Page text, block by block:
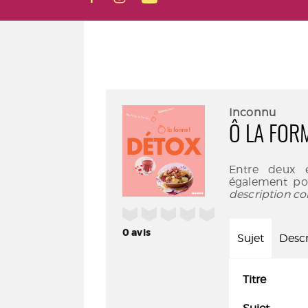
0avis
Inconnu
Ô LA
Entre deux
également
description
Sujet
Titre